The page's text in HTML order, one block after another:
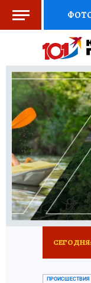
СЕГОДНЯ:
ПРОИСШЕСТВИЯ